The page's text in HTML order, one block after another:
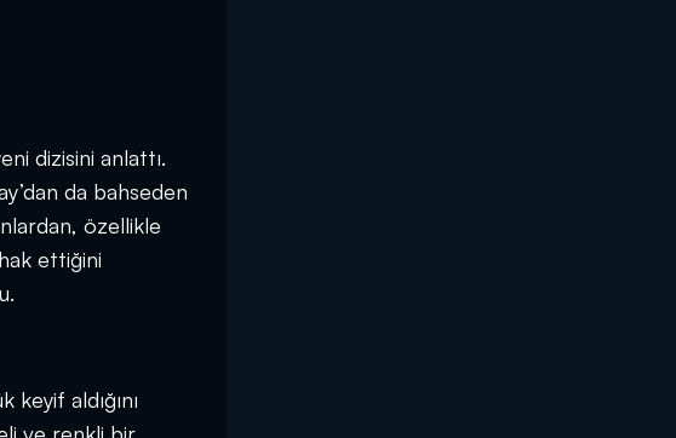
dizisini anlattı.
da bahseden
özellikle
ettiğini
aldığını